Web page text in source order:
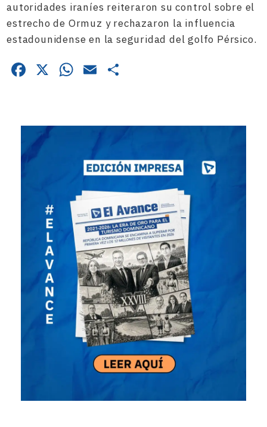
autoridades iraníes reiteraron su control sobre el
estrecho de Ormuz y rechazaron la influencia
estadounidense en la seguridad del golfo Pérsico.
Facebook
X WhatsApp
Email